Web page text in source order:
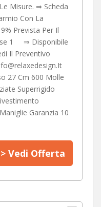
Misure. ⇒ Scheda
Con La
Prevista Per Il
1 ⇒ Disponibile
Il Preventivo
27 Cm 600 Molle
Superrigido
Garanzia 10
> Vedi Offerta